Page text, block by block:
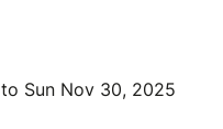
Sun Nov 30, 2025